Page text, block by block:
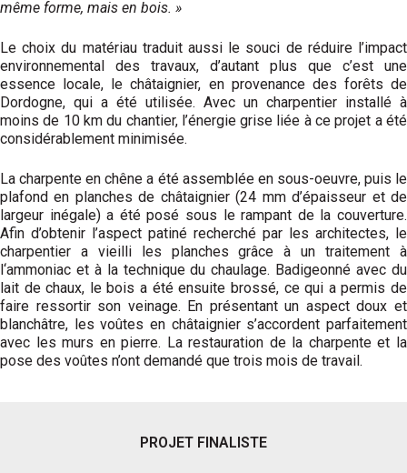
même forme, mais en bois. »
Le choix du matériau traduit aussi le souci de réduire l’impact
environnemental des travaux, d’autant plus que c’est une
essence locale, le châtaignier, en provenance des forêts de
Dordogne, qui a été utilisée. Avec un charpentier installé à
moins de 10 km du chantier, l’énergie grise liée à ce projet a été
considérablement minimisée.
La charpente en chêne a été assemblée en sous-oeuvre, puis le
plafond en planches de châtaignier (24 mm d’épaisseur et de
largeur inégale) a été posé sous le rampant de la couverture.
Afin d’obtenir l’aspect patiné recherché par les architectes, le
charpentier a vieilli les planches grâce à un traitement à
l‘ammoniac et à la technique du chaulage. Badigeonné avec du
lait de chaux, le bois a été ensuite brossé, ce qui a permis de
faire ressortir son veinage. En présentant un aspect doux et
blanchâtre, les voûtes en châtaignier s’accordent parfaitement
avec les murs en pierre. La restauration de la charpente et la
pose des voûtes n’ont demandé que trois mois de travail.
PROJET FINALISTE